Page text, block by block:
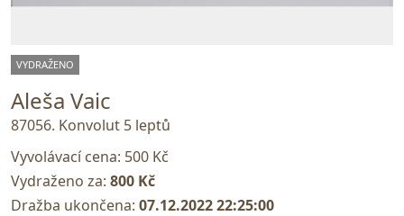
VYDRAŽENO
Aleša Vaic
87056. Konvolut 5 leptů
Vyvolávací cena: 500 Kč
Vydraženo za: 800 Kč
Dražba ukončena: 07.12.2022 22:25:00